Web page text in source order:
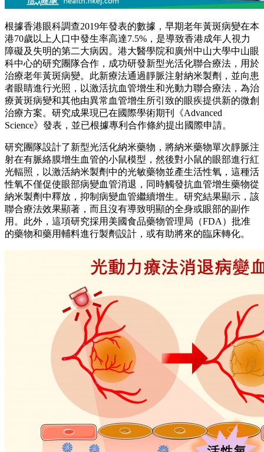
根據香港眼科調查2019年發表的數據，早期老年黃斑病變在本
港70歲以上人口中發生率高達7.5%，是導致香港成年人視力
障礙及失明的第二大病因。港大醫學院和廣州中山大學中山眼
科中心的研究團隊合作，成功研發新型光活化聯合療法，用於
治療老年黃斑病變。此新療法通過靜脈注射納米製劑，並向患
者眼睛進行光照，以激活抗血管增生和光動力聯合療法，為治
療黃斑病變和其他由異常血管增生所引致的眼疾提供新的微創
治療方案。研究成果現已在國際學術期刊《Advanced
Science》發表，並已根據專利合作條約提出國際申請。
研究團隊設計了新型光活化納米藥物，將納米藥物單次靜脈注
射在有脈絡膜增生血管的小鼠模型，然後對小鼠的眼部進行紅
光輻照，以激活納米製劑中的光敏藥物並產生活性氧，這種活
性氧不僅促使眼部病變血管消退，同時觸發抗血管增生藥物從
納米製劑中釋放，抑制病變血管繼續增生。研究結果顯示，該
聯合療法效果顯著，而且沒有導致明顯的全身或眼部的副作
用。此外，這項研究採用美國食品藥物管理局（FDA）批准
的藥物和藥用輔料進行製劑設計，或有助將來的臨床轉化。